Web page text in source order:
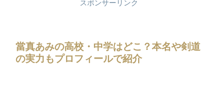
スポンサーリンク
當真あみの高校・中学はどこ？本名や剣道
の実力もプロフィールで紹介